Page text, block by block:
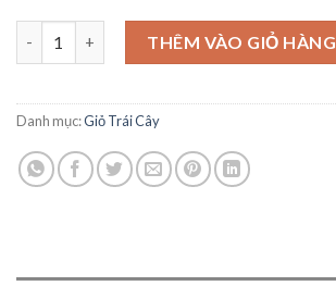
Giỏ Trái Cây – C19 số lượngTHÊM VÀO GIỎ HÀNG
Danh mục:Giỏ Trái Cây